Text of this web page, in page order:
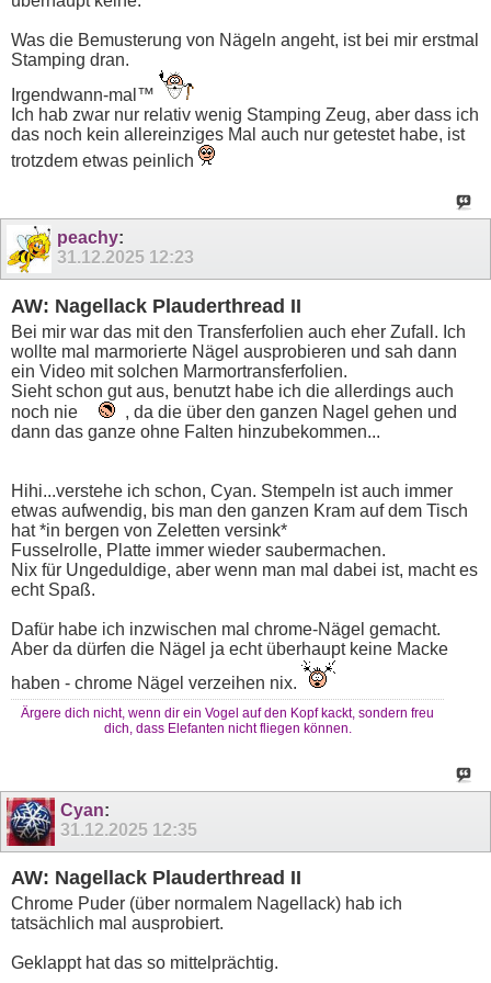
Was die Bemusterung von Nägeln angeht, ist bei mir erstmal
Stamping dran.
Irgendwann-mal™
Ich hab zwar nur relativ wenig Stamping Zeug, aber dass ich
das noch kein allereinziges Mal auch nur getestet habe, ist
trotzdem etwas peinlich
peachy:
31.12.2025 12:23
AW: Nagellack Plauderthread II
Bei mir war das mit den Transferfolien auch eher Zufall. Ich
wollte mal marmorierte Nägel ausprobieren und sah dann
ein Video mit solchen Marmortransferfolien.
Sieht schon gut aus, benutzt habe ich die allerdings auch
noch nie
, da die über den ganzen Nagel gehen und
dann das ganze ohne Falten hinzubekommen...
Hihi...verstehe ich schon, Cyan. Stempeln ist auch immer
etwas aufwendig, bis man den ganzen Kram auf dem Tisch
hat *in bergen von Zeletten versink*
Fusselrolle, Platte immer wieder saubermachen.
Nix für Ungeduldige, aber wenn man mal dabei ist, macht es
echt Spaß.
Dafür habe ich inzwischen mal chrome-Nägel gemacht.
Aber da dürfen die Nägel ja echt überhaupt keine Macke
haben - chrome Nägel verzeihen nix.
Ärgere dich nicht, wenn dir ein Vogel auf den Kopf kackt, sondern freu
dich, dass Elefanten nicht fliegen können.
Cyan:
31.12.2025 12:35
AW: Nagellack Plauderthread II
Chrome Puder (über normalem Nagellack) hab ich
tatsächlich mal ausprobiert.
Geklappt hat das so mittelprächtig.